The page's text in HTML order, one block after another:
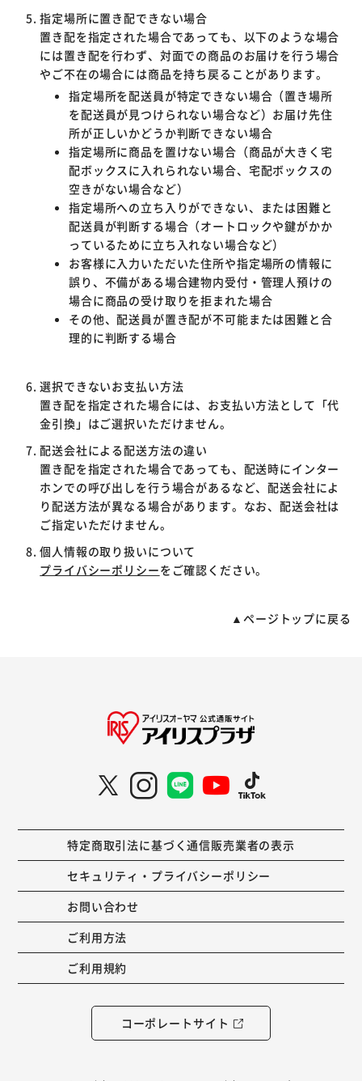
指定場所に置き配できない場合
置き配を指定された場合であっても、以下のような場合
には置き配を行わず、対面での商品のお届けを行う場合
やご不在の場合には商品を持ち戻ることがあります。
指定場所を配送員が特定できない場合（置き場所
を配送員が見つけられない場合など）お届け先住
所が正しいかどうか判断できない場合
指定場所に商品を置けない場合（商品が大きく宅
配ボックスに入れられない場合、宅配ボックスの
空きがない場合など）
指定場所への立ち入りができない、または困難と
配送員が判断する場合（オートロックや鍵がかか
っているために立ち入れない場合など）
お客様に入力いただいた住所や指定場所の情報に
誤り、不備がある場合建物内受付・管理人預けの
場合に商品の受け取りを拒まれた場合
その他、配送員が置き配が不可能または困難と合
理的に判断する場合
選択できないお支払い方法
置き配を指定された場合には、お支払い方法として「代
金引換」はご選択いただけません。
配送会社による配送方法の違い
置き配を指定された場合であっても、配送時にインター
ホンでの呼び出しを行う場合があるなど、配送会社によ
り配送方法が異なる場合があります。なお、配送会社は
ご指定いただけません。
個人情報の取り扱いについて
プライバシーポリシーをご確認ください。
▲ページトップに戻る
特定商取引法に基づく通信販売業者の表示
セキュリティ・プライバシーポリシー
お問い合わせ
ご利用方法
ご利用規約
コーポレートサイト